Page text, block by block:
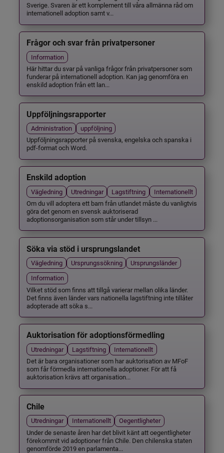
Sverige. Svaren är ett komplement till våra allmänna råd om
internationell adoption samt v...
Frågor och svar från privatpersoner
Information
Här hittar du svar på vanliga frågor från privatpersoner som
funderar på internationell adoption. Kan jag genomföra en
enskild adoption från ett lan...
Uppföljningsrapporter
Administration
uppföljning
Uppföljningsrapporter på svenska, engelska och spanska i
pdf-format och Word.
Enskild adoption
Vägledning Utredningar Lagstiftning
Internationellt
Om du vill adoptera ett barn från utlandet måste du vanligtvis
göra det genom en svensk auktoriserad
adoptionsorganisation som står under tillsyn ...
Söka via stöd i ursprungslandet
Vägledning Ursprungssökning
Ursprungsländer
Information
Vilket stöd som finns att tillgå varierar mellan olika länder.
Det finns även länder vars nationella lagstiftning inte tillåter
adopterade att söka s...
Auktorisation för adoptionsförmedling
Utredningar Lagstiftning
Internationellt
Det är bara organisationer som har auktorisation av MFoF
som får förmedla internationella adoptioner. För att få
auktorisation krävs att organisation...
Chile
Utredningar Internationellt
Oegentligheter
Under de senaste åren har det blivit känt att oegentligheter
förekommit vid adoptioner från Chile. Den chilenska staten
genomförde 2019 en parlamenta...